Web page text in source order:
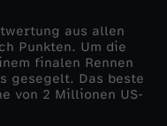
aus allen
Punkten. Um die
finalen Rennen
gesegelt. Das beste
von 2 Millionen US-